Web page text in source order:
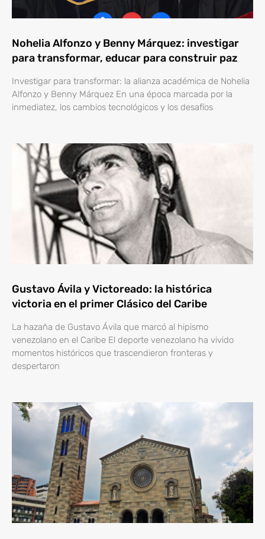
Nohelia Alfonzo y Benny Márquez: investigar
para transformar, educar para construir paz
Investigar para transformar: la alianza académica de Nohelia
Alfonzo y Benny Márquez En una época marcada por la
inmediatez, los cambios tecnológicos y los desafíos
Gustavo Ávila y Victoreado: la histórica
victoria en el primer Clásico del Caribe
La hazaña de Gustavo Ávila que marcó al hipismo
venezolano en el Caribe El deporte venezolano ha vivido
momentos históricos que trascendieron fronteras y
despertaron